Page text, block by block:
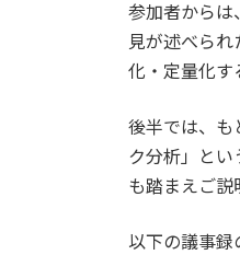
参加者からは
見が述べら
化・定量化す
後半では、も
ク分析」と
も踏まえご説
以下の議事録